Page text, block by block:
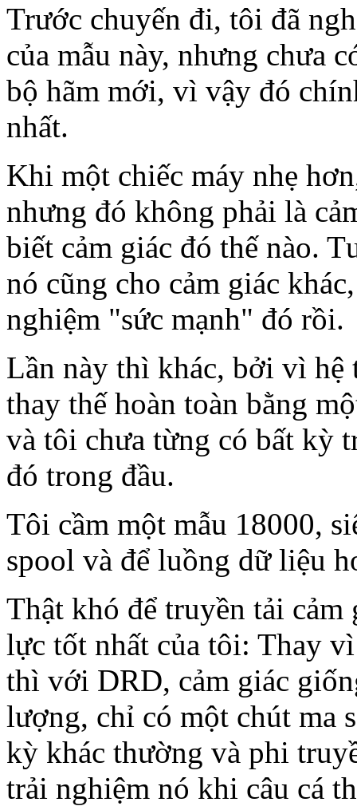
Trước chuyến đi, tôi đã
của mẫu này, nhưng chưa
bộ hãm mới, vì vậy đó
nhất.
Khi một chiếc máy nhẹ
nhưng đó không phải là
biết cảm giác đó thế nào.
nó cũng cho cảm giác
nghiệm "sức mạnh" đó rồi.
Lần này thì khác, bởi vì hệ
thay thế hoàn toàn bằng
và tôi chưa từng có bất kỳ
đó trong đầu.
Tôi cầm một mẫu 18000,
spool và để luồng dữ liệu
Thật khó để truyền tải
lực tốt nhất của tôi: Thay
thì với DRD, cảm giác
lượng, chỉ có một chút ma
kỳ khác thường và phi
trải nghiệm nó khi câu cá